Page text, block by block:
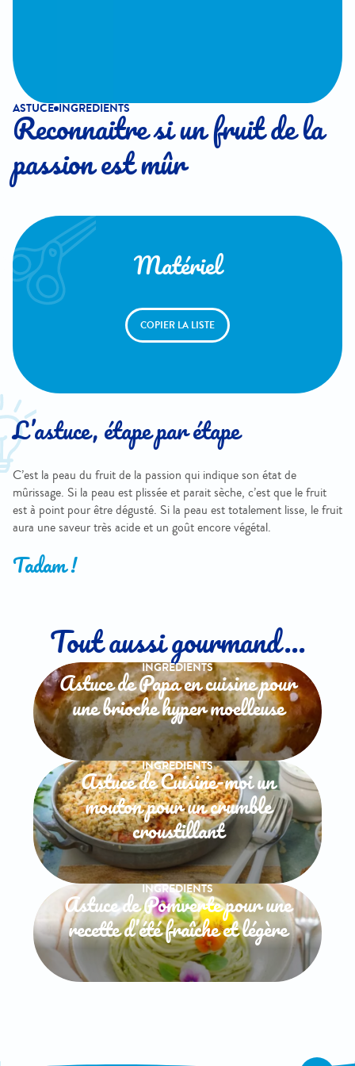
ASTUCE INGREDIENTS
Reconnaitre si un fruit de la
passion est mûr
Matériel
COPIER LA LISTE
L’astuce, étape par étape
C’est la peau du fruit de la passion qui indique son état de
mûrissage. Si la peau est plissée et parait sèche, c’est que le fruit
est à point pour être dégusté. Si la peau est totalement lisse, le fruit
aura une saveur très acide et un goût encore végétal.
Tadam !
Tout aussi gourmand...
INGREDIENTS
Astuce de Papa en cuisine pour
une brioche hyper moelleuse
INGREDIENTS
Astuce de Cuisine-moi un
mouton pour un crumble
croustillant
INGREDIENTS
Astuce de Pomverte pour une
recette d’été fraîche et légère